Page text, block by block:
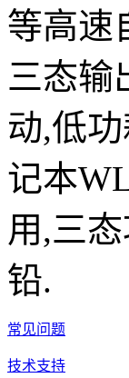
等高速
三态输
动,低
记本
用,三
铅.
常见问题
技术支持